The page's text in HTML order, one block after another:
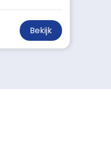
Bekijk